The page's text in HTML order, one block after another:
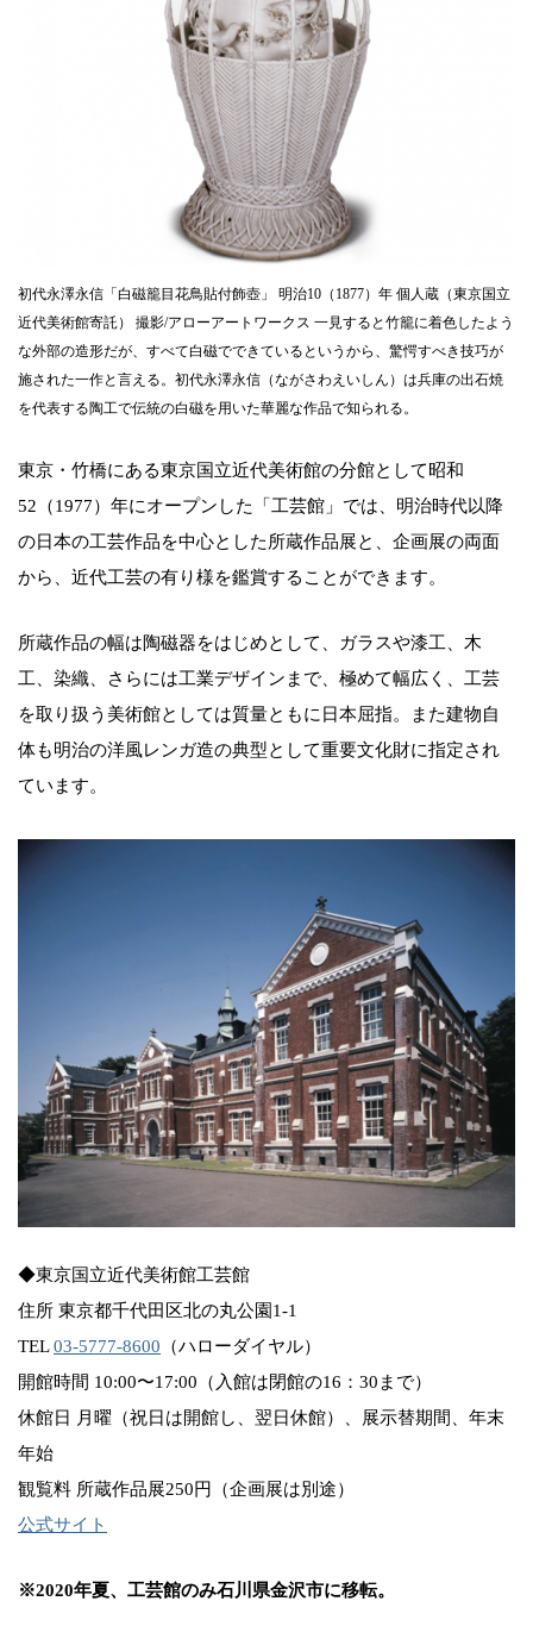
初代永澤永信「白磁籠目花鳥貼付飾壺」 明治10（1877）年 個人蔵（東京国立
近代美術館寄託） 撮影/アローアートワークス 一見すると竹籠に着色したよう
な外部の造形だが、すべて白磁でできているというから、驚愕すべき技巧が
施された一作と言える。初代永澤永信（ながさわえいしん）は兵庫の出石焼
を代表する陶工で伝統の白磁を用いた華麗な作品で知られる。
東京・竹橋にある東京国立近代美術館の分館として昭和
52（1977）年にオープンした「工芸館」では、明治時代以降
の日本の工芸作品を中心とした所蔵作品展と、企画展の両面
から、近代工芸の有り様を鑑賞することができます。
所蔵作品の幅は陶磁器をはじめとして、ガラスや漆工、木
工、染織、さらには工業デザインまで、極めて幅広く、工芸
を取り扱う美術館としては質量ともに日本屈指。また建物自
体も明治の洋風レンガ造の典型として重要文化財に指定され
ています。
◆東京国立近代美術館工芸館
住所 東京都千代田区北の丸公園1-1
TEL03-5777-8600 （ハローダイヤル）
開館時間 10:00〜17:00（入館は閉館の16：30まで）
休館日 月曜（祝日は開館し、翌日休館）、展示替期間、年末
年始
観覧料 所蔵作品展250円（企画展は別途）
公式サイト
※2020年夏、工芸館のみ石川県金沢市に移転。